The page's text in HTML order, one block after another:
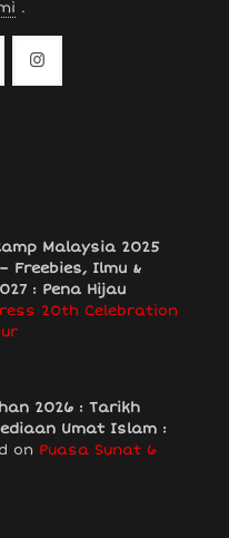
.
Malaysia 2025
Freebies, Ilmu &
: Pena Hijau
20th Celebration
2026 : Tarikh
Umat Islam :
on Puasa Sunat 6